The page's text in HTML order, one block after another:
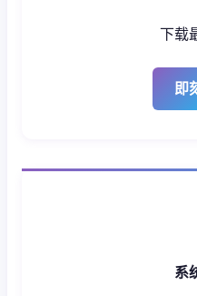
下载
即
系